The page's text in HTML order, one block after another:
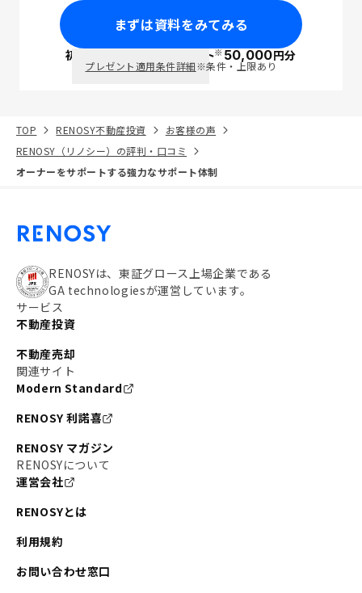
まずは資料をみてみる
初回面談で ポイント※50,000円分
プレゼント適用条件詳細※条件・上限あり
TOP RENOSY不動産投資
お客様の声
RENOSY（リノシー）の評判・口コミ
オーナーをサポートする強力なサポート体制
RENOSYは、東証グロース上場企業である
GA technologiesが運営しています。
サービス
不動産投資
不動産売却
関連サイト
Modern Standard
RENOSY 利諾喜
RENOSY マガジン
RENOSYについて
運営会社
RENOSYとは
利用規約
お問い合わせ窓口